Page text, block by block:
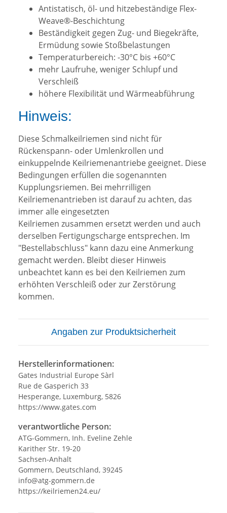
Antistatisch, öl- und hitzebeständige Flex-
Weave®-Beschichtung
Beständigkeit gegen Zug- und Biegekräfte,
Ermüdung sowie Stoßbelastungen
Temperaturbereich: -30°C bis +60°C
mehr Laufruhe, weniger Schlupf und
Verschleiß
höhere Flexibilität und Wärmeabführung
Hinweis:
Diese Schmalkeilriemen sind nicht für
Rückenspann- oder Umlenkrollen und
einkuppelnde Keilriemenantriebe geeignet. Diese
Bedingungen erfüllen die sogenannten
Kupplungsriemen. Bei mehrrilligen
Keilriemenantrieben ist darauf zu achten, das
immer alle eingesetzten
Keilriemen zusammen ersetzt werden und auch
derselben Fertigungscharge entsprechen. Im
"Bestellabschluss" kann dazu eine Anmerkung
gemacht werden. Bleibt dieser Hinweis
unbeachtet kann es bei den Keilriemen zum
erhöhten Verschleiß oder zur Zerstörung
kommen.
Angaben zur Produktsicherheit
Herstellerinformationen:
Gates Industrial Europe Sàrl
Rue de Gasperich 33
Hesperange, Luxemburg, 5826
https://www.gates.com
verantwortliche Person:
ATG-Gommern, Inh. Eveline Zehle
Karither Str. 19-20
Sachsen-Anhalt
Gommern, Deutschland, 39245
info@atg-gommern.de
https://keilriemen24.eu/